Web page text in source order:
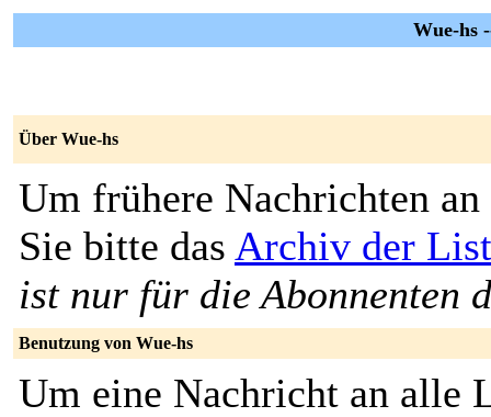
Wue-hs
Über Wue-hs
Um frühere Nachrichten an
Sie bitte das Archiv der
ist nur für die Abonnenten
Benutzung von Wue-hs
Um eine Nachricht an alle